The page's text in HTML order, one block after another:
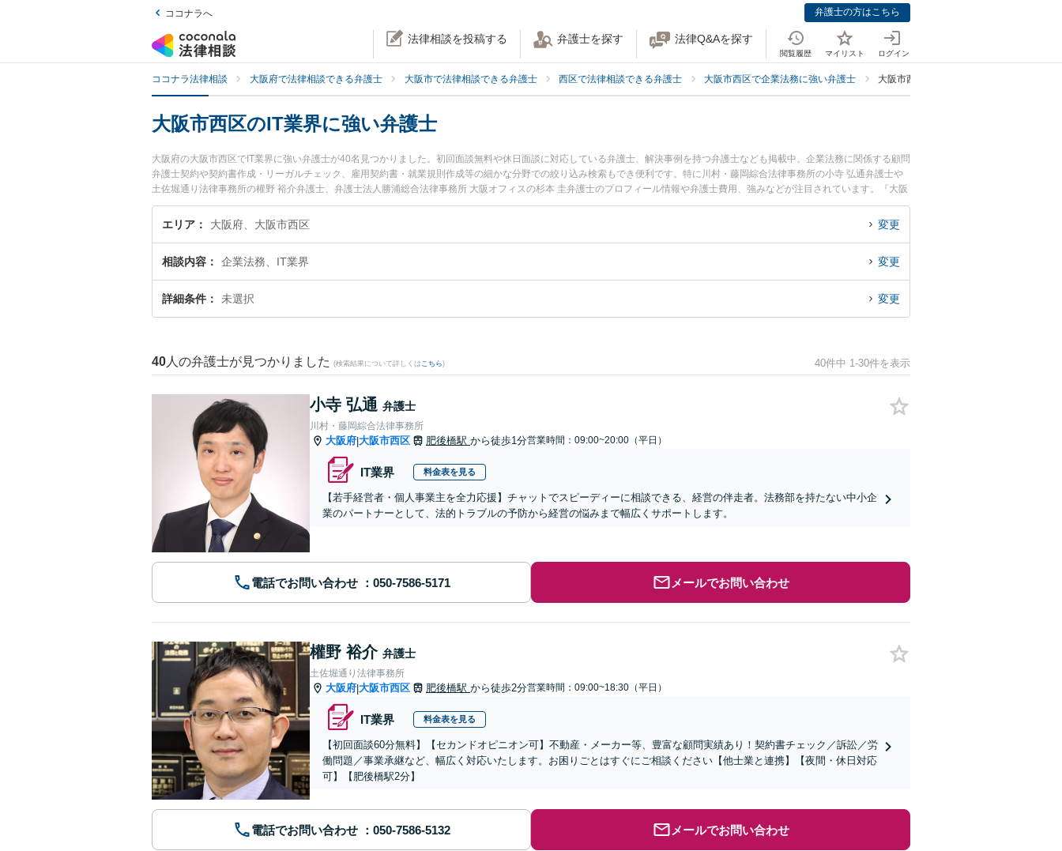
ココナラへ 弁護士の方はこちら
法律相談を投稿する 弁護士を探す 法律Q&Aを探す
閲覧履歴 マイリスト ログイン
ココナラ法律相談 大阪府で法律相談できる弁護士 大阪市で法律相談できる弁護士 西区で法律相談できる弁護士 大阪市西区で企業法務に強い弁護士 大阪市西区でIT業界に強い弁護士
大阪市西区のIT業界に強い弁護士
大阪府の大阪市西区でIT業界に強い弁護士が40名見つかりました。初回面談無料や休日面談に対応している弁護士、解決事例を持つ弁護士なども掲載中。企業法務に関係する顧問
弁護士契約や契約書作成・リーガルチェック、雇用契約書・就業規則作成等の細かな分野での絞り込み検索もでき便利です。特に川村・藤岡綜合法律事務所の小寺 弘通弁護士や
土佐堀通り法律事務所の權野 裕介弁護士、弁護士法人勝浦総合法律事務所 大阪オフィスの杉本 圭弁護士のプロフィール情報や弁護士費用、強みなどが注目されています。『大阪
市西区で土日や夜間に発生したIT業界のトラブルを今すぐに弁護士に相談したい』『IT業界のトラブル解決の実績豊富な近くの弁護士を検索したい』『初回相談無料でIT業界を法
律相談できる大阪市西区内の弁護士に相談予約したい』などでお困りの相談者さんにおすすめです。
エリア 大阪府、大阪市西区 変更
相談内容 企業法務、IT業界 変更
詳細条件 未選択 変更
40 人の弁護士が見つかりました (検索結果について詳しくは こちら) 40件中 1-30件を表示
小寺 弘通 弁護士
川村・藤岡綜合法律事務所
大阪府|大阪市西区 肥後橋駅 から徒歩1分営業時間：09:00~20:00（平日）
IT業界 料金表を見る
【若手経営者・個人事業主を全力応援】チャットでスピーディーに相談できる、経営の伴走者。法務部を持たない中小企
業のパートナーとして、法的トラブルの予防から経営の悩みまで幅広くサポートします。
電話でお問い合わせ メールでお問い合わせ
權野 裕介 弁護士
土佐堀通り法律事務所
大阪府|大阪市西区 肥後橋駅 から徒歩2分営業時間：09:00~18:30（平日）
IT業界 料金表を見る
【初回面談60分無料】【セカンドオピニオン可】不動産・メーカー等、豊富な顧問実績あり！契約書チェック／訴訟／労
働問題／事業承継など、幅広く対応いたします。お困りごとはすぐにご相談ください【他士業と連携】【夜間・休日対応
可】【肥後橋駅2分】
電話でお問い合わせ メールでお問い合わせ